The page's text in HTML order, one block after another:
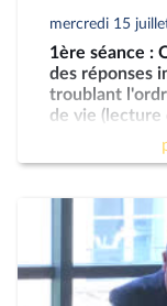
mercredi 15
1ère séance :
des réponses
troublant
de vie